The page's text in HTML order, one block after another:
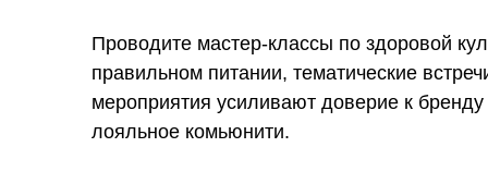
Проводите мастер-классы по здоровой
правильном питании, тематические
мероприятия усиливают доверие к
лояльное комьюнити.